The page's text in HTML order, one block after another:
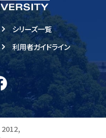
シリーズ一覧
利用者ガイドライン